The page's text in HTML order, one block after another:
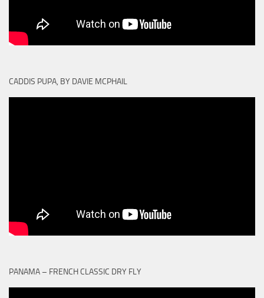
CADDIS PUPA, BY DAVIE MCPHAIL
PANAMA – FRENCH CLASSIC DRY FLY